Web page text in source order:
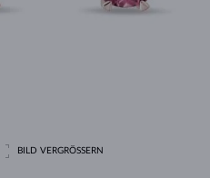
BILD VERGRÖSSERN